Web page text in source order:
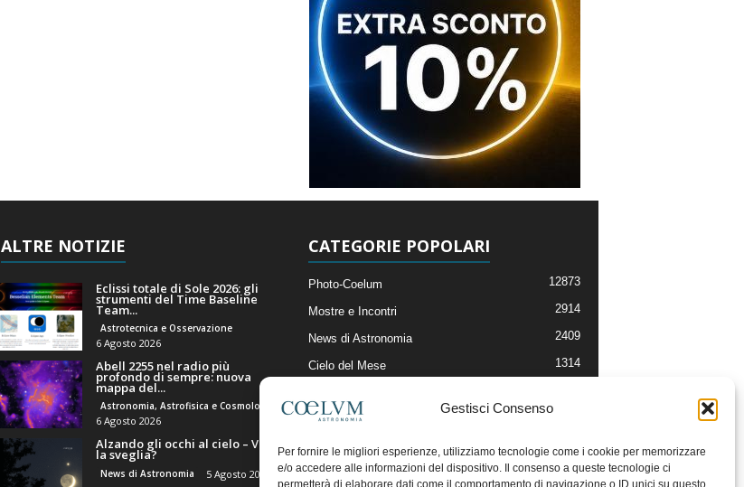
Gestisci Consenso
Per fornire le migliori esperienze, utilizziamo tecnologie come i cookie per memorizzare
e/o accedere alle informazioni del dispositivo. Il consenso a queste tecnologie ci
permetterà di elaborare dati come il comportamento di navigazione o ID unici su questo
ALTRE NOTIZIE
Eclissi totale di Sole 2026: gli
strumenti del Time Baseline
Team...
Astrotecnica e Osservazione
6 Agosto 2026
Abell 2255 nel radio più
profondo di sempre: nuova
mappa del...
Astronomia, Astrofisica e Cosmologia
6 Agosto 2026
Alzando gli occhi al cielo – Vale
la sveglia?
News di Astronomia 5 Agosto 2026
CATEGORIE POPOLARI
Photo-Coelum 12873
Mostre e Incontri 2914
News di Astronomia 2409
Cielo del Mese 1314
Articoli e Risorse On-Line
Il Blog della Redazione